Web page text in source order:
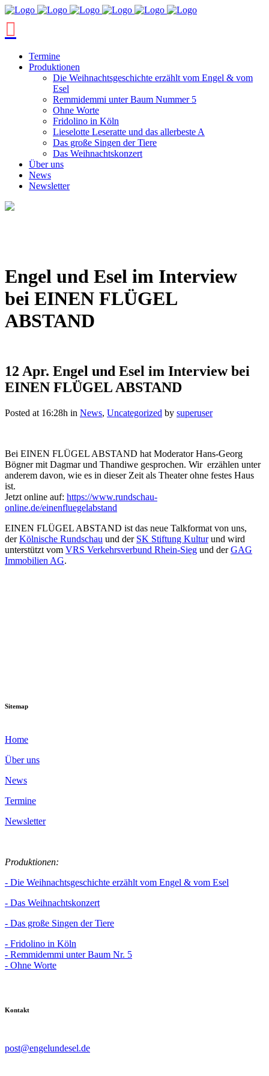
Termine
Produktionen
Die Weihnachtsgeschichte erzählt vom Engel & vom
Esel
Remmidemmi unter Baum Nummer 5
Ohne Worte
Fridolino in Köln
Lieselotte Leseratte und das allerbeste A
Das große Singen der Tiere
Das Weihnachtskonzert
Über uns
News
Newsletter
Engel und Esel im Interview
bei EINEN FLÜGEL
ABSTAND
12 Apr. Engel und Esel im Interview bei
EINEN FLÜGEL ABSTAND
Posted at 16:28h in News, Uncategorized by superuser
Bei EINEN FLÜGEL ABSTAND hat Moderator Hans-Georg
Bögner mit Dagmar und Thandiwe gesprochen. Wir erzählen unter
anderem davon, wie es in dieser Zeit als Theater ohne festes Haus
ist.
Jetzt online auf: https://www.rundschau-
online.de/einenfluegelabstand
EINEN FLÜGEL ABSTAND ist das neue Talkformat von uns,
derKölnische Rundschau und der SK Stiftung Kulturund wird
unterstützt vom VRS Verkehrsverbund Rhein-Sieg und derGAG
Immobilien AG.
Sitemap
Home
Über uns
News
Termine
Newsletter
Produktionen:
- Die Weihnachtsgeschichte erzählt vom Engel & vom Esel
- Das Weihnachtskonzert
- Das große Singen der Tiere
- Fridolino in Köln
- Remmidemmi unter Baum Nr. 5
- Ohne Worte
Kontakt
post@engelundesel.de